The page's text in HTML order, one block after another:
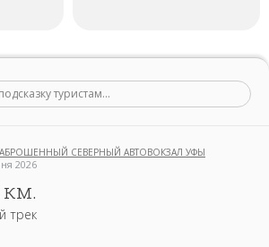
туристам...
СЕВЕРНЫЙ АВТОВОКЗАЛ УФЫ
2026
км.
трек